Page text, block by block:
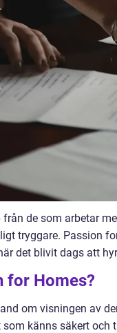
de som arbetar
tryggare. Passion
det blivit dags att
for Homes?
om visningen av
känns säkert